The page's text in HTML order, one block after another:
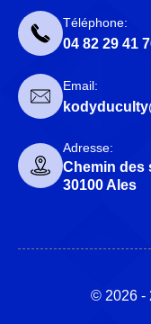
Téléphone:
04 82 29 41
Email:
Adresse:
Chemin des
30100 Ales
© 2026 -